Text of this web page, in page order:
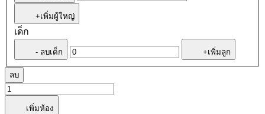
+เพิ่มผู้ใหญ่
เด็ก
- ลบเด็ก +เพิ่มลูก
ลบ
เพิ่มห้อง